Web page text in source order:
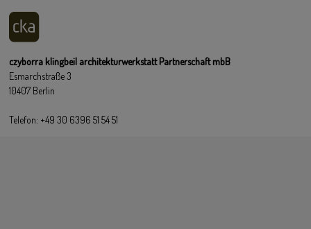
czyborra klingbeil architekturwerkstatt Partnerschaft mbB
Esmarchstraße 3
10407 Berlin
Telefon: +49 30 6396 51 54 51